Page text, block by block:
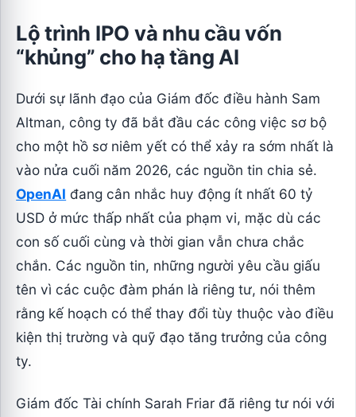
Lộ trình IPO và nhu cầu vốn
“khủng” cho hạ tầng AI
Dưới sự lãnh đạo của Giám đốc điều hành Sam
Altman, công ty đã bắt đầu các công việc sơ bộ
cho một hồ sơ niêm yết có thể xảy ra sớm nhất là
vào nửa cuối năm 2026, các nguồn tin chia sẻ.
OpenAI đang cân nhắc huy động ít nhất 60 tỷ
USD ở mức thấp nhất của phạm vi, mặc dù các
con số cuối cùng và thời gian vẫn chưa chắc
chắn. Các nguồn tin, những người yêu cầu giấu
tên vì các cuộc đàm phán là riêng tư, nói thêm
rằng kế hoạch có thể thay đổi tùy thuộc vào điều
kiện thị trường và quỹ đạo tăng trưởng của công
ty.
Giám đốc Tài chính Sarah Friar đã riêng tư nói với